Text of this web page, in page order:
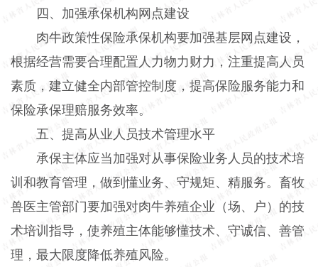
四、加强承保机构网点建设
肉牛政策性保险承保机构要加强基层网点建设，
根据经营需要合理配置人力物力财力，注重提高人员
素质，建立健全内部管控制度，提高保险服务能力和
保险承保理赔服务效率。
五、提高从业人员技术管理水平
承保主体应当加强对从事保险业务人员的技术培
训和教育管理，做到懂业务、守规矩、精服务。畜牧
兽医主管部门要加强对肉牛养殖企业（场、户）的技
术培训指导，使养殖主体能够懂技术、守诚信、善管
理，最大限度降低养殖风险。